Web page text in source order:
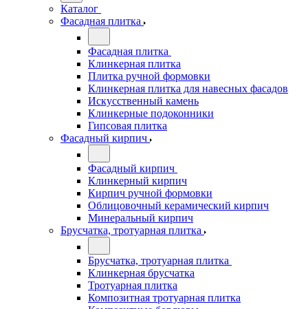
Каталог
Фасадная плитка
Фасадная плитка
Клинкерная плитка
Плитка ручной формовки
Клинкерная плитка для навесных фасадов
Искусственный камень
Клинкерные подоконники
Гипсовая плитка
Фасадный кирпич
Фасадный кирпич
Клинкерный кирпич
Кирпич ручной формовки
Облицовочный керамический кирпич
Минеральный кирпич
Брусчатка, тротуарная плитка
Брусчатка, тротуарная плитка
Клинкерная брусчатка
Тротуарная плитка
Композитная тротуарная плитка